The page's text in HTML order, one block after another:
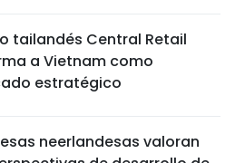
tailandés Central Retail
a Vietnam como
estratégico
neerlandesas valoran